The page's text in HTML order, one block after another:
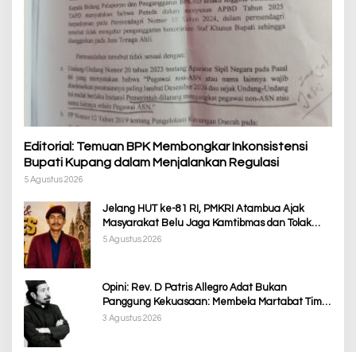
Editorial: Temuan BPK Membongkar Inkonsistensi
Bupati Kupang dalam Menjalankan Regulasi
5 Agustus 2026
Jelang HUT ke-81 RI, PMKRI Atambua Ajak
Masyarakat Belu Jaga Kamtibmas dan Tolak
Provokasi
5 Agustus 2026
Opini: Rev. D Patris Allegro Adat Bukan
Panggung Kekuasaan: Membela Martabat Timor
dari Politik Simbolik
3 Agustus 2026